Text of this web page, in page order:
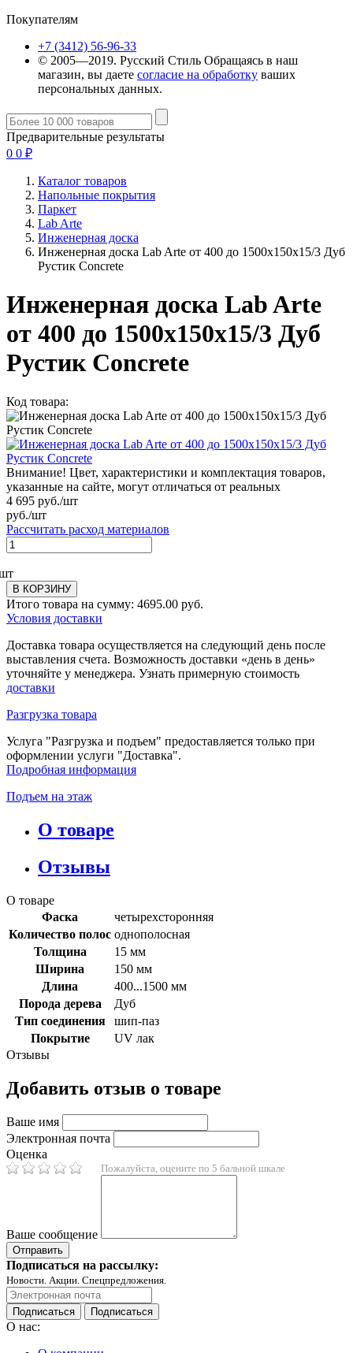
Покупателям
+7 (3412) 56-96-33
© 2005—2019. Русский Стиль Обращаясь в наш
магазин, вы даете согласие на обработку ваших
персональных данных.
Предварительные результаты
0 0 ₽
Каталог товаров
Напольные покрытия
Паркет
Lab Arte
Инженерная доска
Инженерная доска Lab Arte от 400 до 1500х150х15/3 Дуб
Рустик Concrete
Инженерная доска Lab Arte
от 400 до 1500х150х15/3 Дуб
Рустик Concrete
Код товара:
Внимание! Цвет, характеристики и комплектация товаров,
указанные на сайте, могут отличаться от реальных
4 695 руб./шт
руб./шт
Рассчитать расход материалов
В КОРЗИНУ
Итого товара на сумму: 4695.00 руб.
Условия доставки
Доставка товара осуществляется на следующий день после
выставления счета. Возможность доставки «день в день»
уточняйте у менеджера. Узнать примерную стоимость
доставки
Разгрузка товара
Услуга "Разгрузка и подъем" предоставляется только при
оформлении услуги "Доставка".
Подробная информация
Подъем на этаж
О товаре
Отзывы
О товаре
Фаска
четырехсторонняя
Количество полос однополосная
Толщина
15 мм
Ширина
150 мм
Длина
400...1500 мм
Порода дерева
Дуб
Тип соединения
шип-паз
Покрытие
UV лак
Отзывы
Добавить отзыв о товаре
Ваше имя
Электронная почта
Оценка
Пожалуйста, оцените по 5 бальной шкале
Ваше сообщение
Подписаться на рассылку:
Новости. Акции. Спецпредложения.
Подписаться Подписаться
О нас: